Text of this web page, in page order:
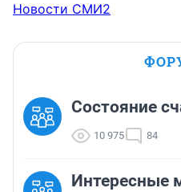
Новости СМИ2
Состояние
10 975 84
Интересные